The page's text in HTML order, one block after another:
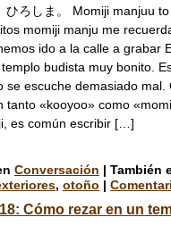
ひろしま。 Momiji manjuu
momiji manju me
ido a la calle a grabar
budista muy bonito.
se escuche demasiado mal.
tanto «kooyoo» como
es común escribir […]
Conversación
También
, otoño
Cómo rezar en un